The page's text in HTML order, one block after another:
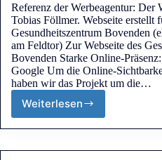
Referenz der Werbeagentur: Der
Tobias Föllmer. Webseite erstellt
Gesundheitszentrum Bovenden
am Feldtor) Zur Webseite des
Bovenden Starke Online-
Google Um die Online-
haben wir das Projekt um die…
Weiterlesen